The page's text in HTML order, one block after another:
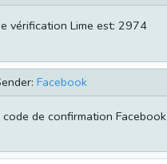
vérification Lime est: 2974
Facebook
de confirmation Facebook